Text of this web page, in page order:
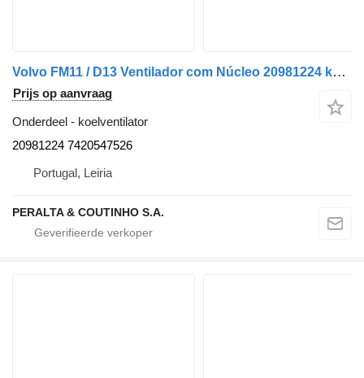
Volvo FM11 / D13 Ventilador com Núcleo 20981224 koelventilator voor Volvo vrachtwagen
Prijs op aanvraag
Onderdeel - koelventilator
20981224 7420547526
Portugal, Leiria
PERALTA & COUTINHO S.A.